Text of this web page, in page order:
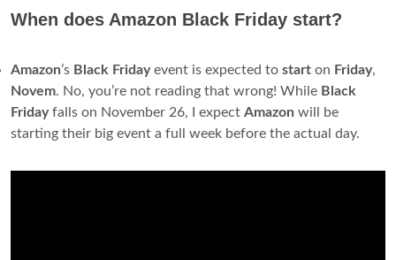
When does Amazon Black Friday start?
Amazon’s Black Fridayevent is expected to start on Friday,
Novem. No, you’re not reading that wrong! While Black
Fridayfalls on November 26, I expect Amazon will be
starting their big event a full week before the actual day.